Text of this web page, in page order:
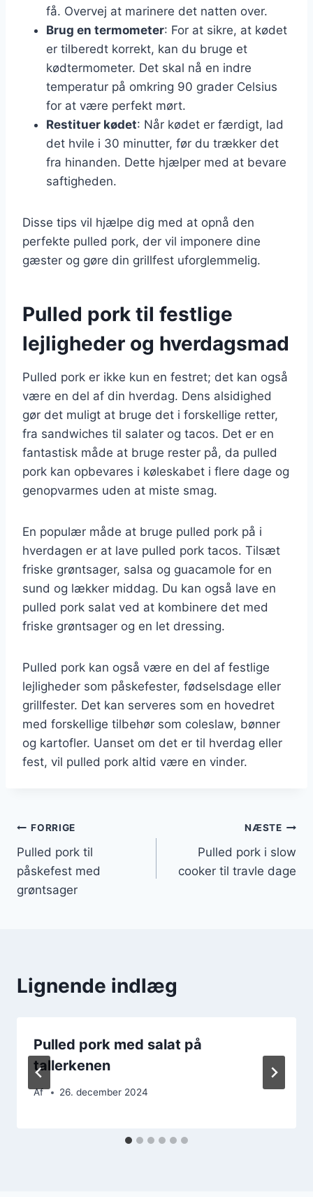
få. Overvej at marinere det natten over.
Brug en termometer: For at sikre, at kødet
er tilberedt korrekt, kan du bruge et
kødtermometer. Det skal nå en indre
temperatur på omkring 90 grader Celsius
for at være perfekt mørt.
Restituer kødet: Når kødet er færdigt, lad
det hvile i 30 minutter, før du trækker det
fra hinanden. Dette hjælper med at bevare
saftigheden.
Disse tips vil hjælpe dig med at opnå den
perfekte pulled pork, der vil imponere dine
gæster og gøre din grillfest uforglemmelig.
Pulled pork til festlige
lejligheder og hverdagsmad
Pulled pork er ikke kun en festret; det kan også
være en del af din hverdag. Dens alsidighed
gør det muligt at bruge det i forskellige retter,
fra sandwiches til salater og tacos. Det er en
fantastisk måde at bruge rester på, da pulled
pork kan opbevares i køleskabet i flere dage og
genopvarmes uden at miste smag.
En populær måde at bruge pulled pork på i
hverdagen er at lave pulled pork tacos. Tilsæt
friske grøntsager, salsa og guacamole for en
sund og lækker middag. Du kan også lave en
pulled pork salat ved at kombinere det med
friske grøntsager og en let dressing.
Pulled pork kan også være en del af festlige
lejligheder som påskefester, fødselsdage eller
grillfester. Det kan serveres som en hovedret
med forskellige tilbehør som coleslaw, bønner
og kartofler. Uanset om det er til hverdag eller
fest, vil pulled pork altid være en vinder.
Indlægsnavigation
FORRIGE
Pulled pork til
påskefest med
grøntsager
NÆSTE
Pulled pork i slow
cooker til travle dage
Lignende indlæg
Pulled pork med salat på
tallerkenen
Af 26. december 2024